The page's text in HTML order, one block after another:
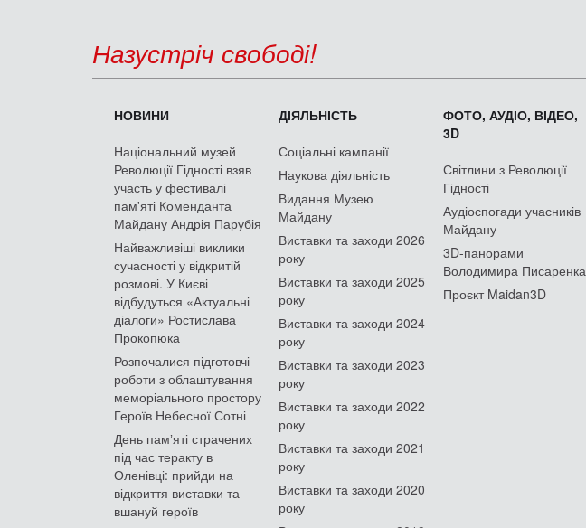
Назустріч свободі!
НОВИНИ
Національний музей
Революції Гідності взяв
участь у фестивалі
пам'яті Коменданта
Майдану Андрія Парубія
Найважливіші виклики
сучасності у відкритій
розмові. У Києві
відбудуться «Актуальні
діалоги» Ростислава
Прокопюка
Розпочалися підготовчі
роботи з облаштування
меморіального простору
Героїв Небесної Сотні
День памʼяті страчених
під час теракту в
Оленівці: прийди на
відкриття виставки та
вшануй героїв
ДІЯЛЬНІСТЬ
Соціальні кампанії
Наукова діяльність
Видання Музею
Майдану
Виставки та заходи 2026
року
Виставки та заходи 2025
року
Виставки та заходи 2024
року
Виставки та заходи 2023
року
Виставки та заходи 2022
року
Виставки та заходи 2021
року
Виставки та заходи 2020
року
ФОТО, АУДІО, ВІДЕО,
3D
Світлини з Революції
Гідності
Аудіоспогади учасників
Майдану
3D-панорами
Володимира Писаренка
Проєкт Maidan3D